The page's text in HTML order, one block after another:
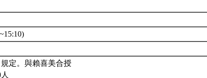
定。與賴喜美合授